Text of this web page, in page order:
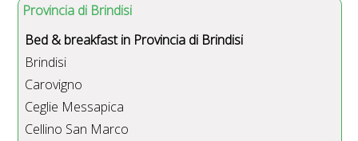
Provincia di Brindisi
Bed & breakfast in Provincia di Brindisi
Brindisi
Carovigno
Ceglie Messapica
Cellino San Marco